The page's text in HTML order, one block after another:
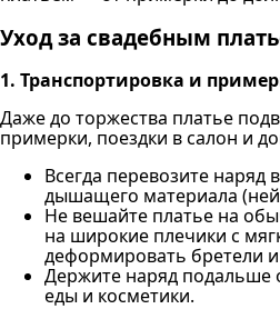
Уход за свадебным
1. Транспортировка и
Даже до торжества платье
примерки, поездки в салон и
Всегда перевозите наряд
дышащего материала
Не вешайте платье на
на широкие плечики с
деформировать бретели
Держите наряд
еды и косметики.